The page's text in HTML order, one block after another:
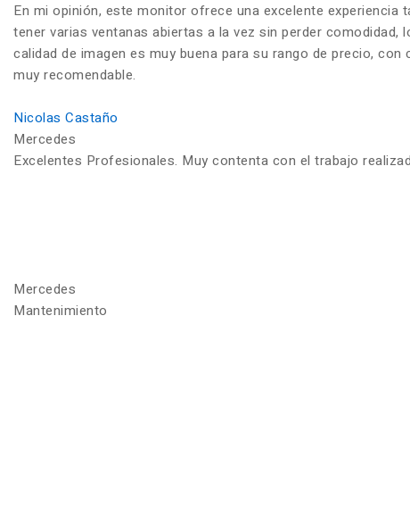
En mi opinión, este monitor ofrece una excelente
tener varias ventanas abiertas a la vez sin perder
calidad de imagen es muy buena para su rango de precio,
muy recomendable.
Nicolas Castaño
Mercedes
Excelentes Profesionales. Muy contenta con el trabajo
Mercedes
Mantenimiento